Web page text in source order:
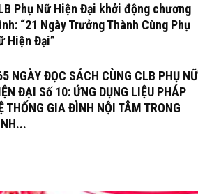
Phụ Nữ Hiện Đại khởi động chương
“21 Ngày Trưởng Thành Cùng Phụ
Hiện Đại”
NGÀY ĐỌC SÁCH CÙNG CLB PHỤ NỮ
ĐẠI Số 10: ỨNG DỤNG LIỆU PHÁP
THỐNG GIA ĐÌNH NỘI TÂM TRONG